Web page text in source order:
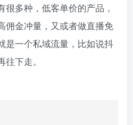
多种，低客单价的产品，
佣金冲量，又或者做直播免
是一个私域流量，比如说抖
下走。